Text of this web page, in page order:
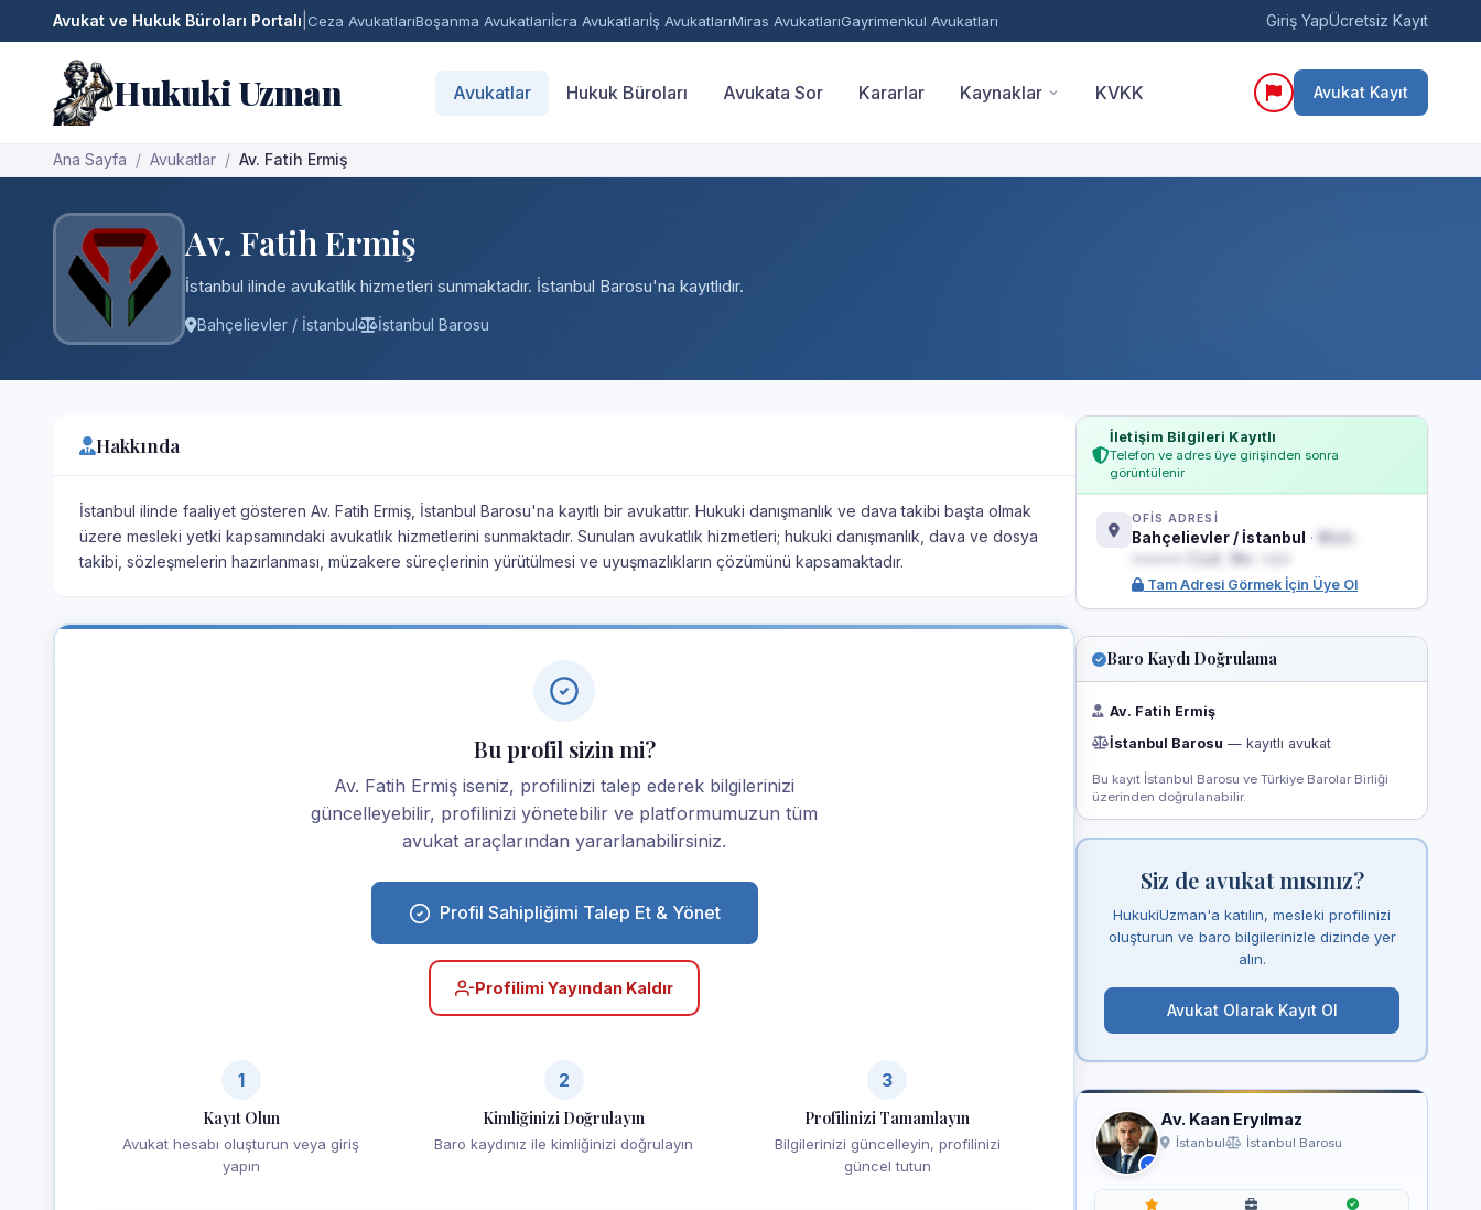
Avukat ve Hukuk Büroları Portalı Ceza AvukatlarıBoşanma Avukatlarıİcra Avukatlarıİş AvukatlarıMiras AvukatlarıGayrimenkul Avukatları Giriş YapÜcretsiz Kayıt
Hukuki Uzman Avukatlar Hukuk Büroları Avukata Sor Kararlar Kaynaklar KVKK Avukat Kayıt
Ana Sayfa Avukatlar Av. Fatih Ermiş
Av. Fatih Ermiş
İstanbul ilinde avukatlık hizmetleri sunmaktadır. İstanbul Barosu'na kayıtlıdır.
Bahçelievler / İstanbul İstanbul Barosu
Hakkında
İstanbul ilinde faaliyet gösteren Av. Fatih Ermiş, İstanbul Barosu'na kayıtlı bir avukattır. Hukuki danışmanlık ve dava takibi başta olmak
üzere mesleki yetki kapsamındaki avukatlık hizmetlerini sunmaktadır. Sunulan avukatlık hizmetleri; hukuki danışmanlık, dava ve dosya
takibi, sözleşmelerin hazırlanması, müzakere süreçlerinin yürütülmesi ve uyuşmazlıkların çözümünü kapsamaktadır.
Bu profil sizin mi?
Av. Fatih Ermiş iseniz, profilinizi talep ederek bilgilerinizi
güncelleyebilir, profilinizi yönetebilir ve platformumuzun tüm
avukat araçlarından yararlanabilirsiniz.
Profil Sahipliğimi Talep Et & Yönet
Profilimi Yayından Kaldır
1
Kayıt Olun
Avukat hesabı oluşturun veya giriş
yapın
2
Kimliğinizi Doğrulayın
Baro kaydınız ile kimliğinizi doğrulayın
3
Profilinizi Tamamlayın
Bilgilerinizi güncelleyin, profilinizi
güncel tutun
İletişim Bilgileri Kayıtlı
Telefon ve adres üye girişinden sonra
görüntülenir
OFİS ADRESİ
Bahçelievler / İstanbul ·
••••••• Cad. No: ••/•
Tam Adresi Görmek İçin Üye Ol
Baro Kaydı Doğrulama
Av. Fatih Ermiş
İstanbul Barosu — kayıtlı avukat
Bu kayıt İstanbul Barosu ve Türkiye Barolar Birliği
üzerinden doğrulanabilir.
Siz de avukat mısınız?
HukukiUzman'a katılın, mesleki profilinizi
oluşturun ve baro bilgilerinizle dizinde yer
alın.
Avukat Olarak Kayıt Ol
Av. Kaan Eryılmaz
İstanbul İstanbul Barosu